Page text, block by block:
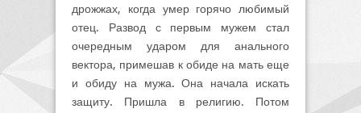
дрожжах, когда умер горячо любимый
отец. Развод с первым мужем стал
очередным ударом для анального
вектора, примешав к обиде на мать еще
и обиду на мужа. Она начала искать
защиту. Пришла в религию. Потом